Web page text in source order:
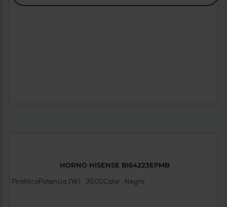
HORNO HISENSE BI64223EPMB
PirolíticoPotencia (W) : 3500Color : Negro